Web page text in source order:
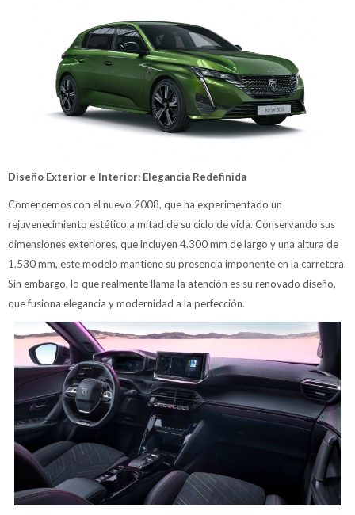
Diseño Exterior e Interior: Elegancia Redefinida
Comencemos con el nuevo 2008, que ha experimentado un
rejuvenecimiento estético a mitad de su ciclo de vida. Conservando sus
dimensiones exteriores, que incluyen 4.300 mm de largo y una altura de
1.530 mm, este modelo mantiene su presencia imponente en la carretera.
Sin embargo, lo que realmente llama la atención es su renovado diseño,
que fusiona elegancia y modernidad a la perfección.